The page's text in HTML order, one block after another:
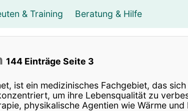
& Training Beratung & Hilfe
144 Einträge Seite 3
ist ein medizinisches Fachgebiet, das
um ihre Lebensqualität zu
physikalische Agentien wie Wärme